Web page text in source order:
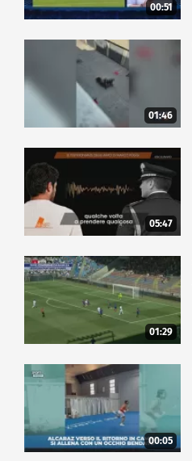
00:51
01:46
05:47
01:29
00:05